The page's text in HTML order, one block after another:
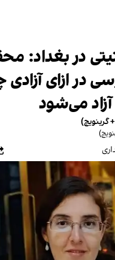
در بغداد:
در ازای آزادی
آزاد می‌شود